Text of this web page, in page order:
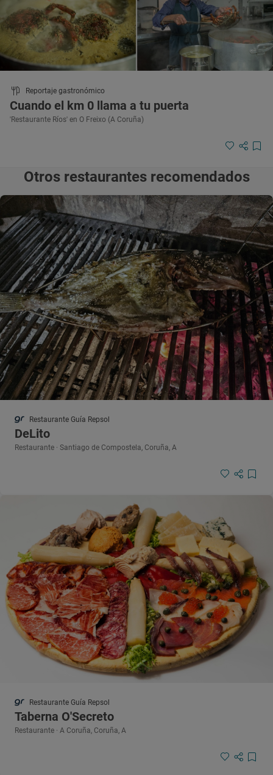
Reportaje gastronómico
Cuando el km 0 llama a tu puerta
'Restaurante Ríos' en O Freixo (A Coruña)
Otros restaurantes recomendados
Restaurante Guía Repsol
DeLito
Restaurante · Santiago de Compostela, Coruña, A
Restaurante Guía Repsol
Taberna O'Secreto
Restaurante · A Coruña, Coruña, A